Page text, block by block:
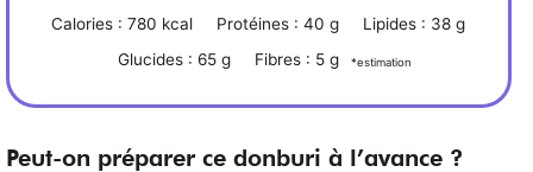
Calories :780 kcal Protéines :40 g Lipides : 38 g
Glucides : 65g Fibres : 5 g *estimation
Peut-on préparer ce donburi à l’avance ?